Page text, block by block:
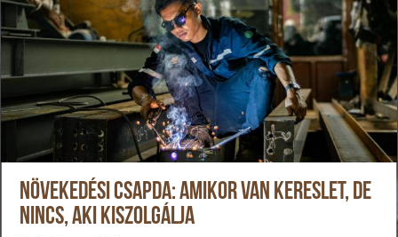
Növekedési csapda: amikor van kereslet, de
nincs, aki kiszolgálja